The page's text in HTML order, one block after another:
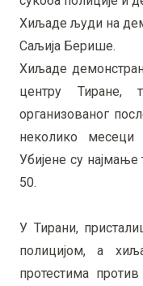
Хиљаде људи на
Саљија Берише.
Хиљаде
центру Тиране,
организованог
неколико месеци
Убијене су
50.
У Тирани,
полицијом, а
протестима